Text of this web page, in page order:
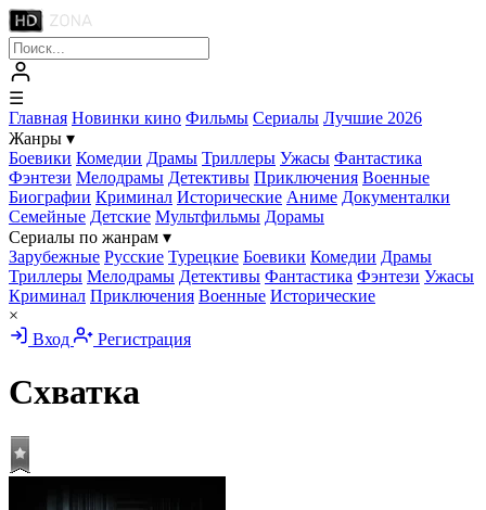
☰
Главная Новинки кино Фильмы Сериалы Лучшие 2026
Жанры ▾
Боевики Комедии Драмы Триллеры Ужасы Фантастика
Фэнтези Мелодрамы Детективы Приключения Военные
Биографии Криминал Исторические Аниме Документалки
Семейные Детские Мультфильмы Дорамы
Сериалы по жанрам ▾
Зарубежные Русские Турецкие Боевики Комедии Драмы
Триллеры Мелодрамы Детективы Фантастика Фэнтези Ужасы
Криминал Приключения Военные Исторические
×
Вход
Регистрация
Схватка